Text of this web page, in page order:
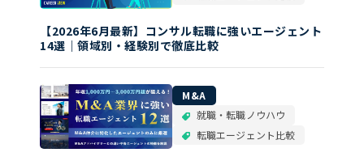
【2026年6月最新】コンサル転職に強いエージェント
14選｜領域別・経験別で徹底比較
M&A
就職・転職ノウハウ
転職エージェント比較